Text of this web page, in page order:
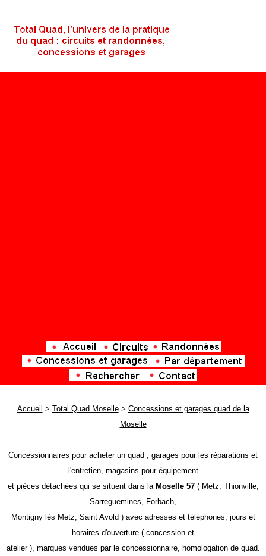
Accueil > Total Quad Moselle> Concessions et garages quad de la
Moselle
Concessionnaires pour acheter un quad , garages pour les réparations et
l'entretien, magasins pour équipement
et pièces détachées qui se situent dans la Moselle 57( Metz, Thionville,
Sarreguemines, Forbach,
Montigny lès Metz, Saint Avold ) avec adresses et téléphones, jours et
horaires d'ouverture ( concession et
atelier ), marques vendues par le concessionnaire, homologation de quad.